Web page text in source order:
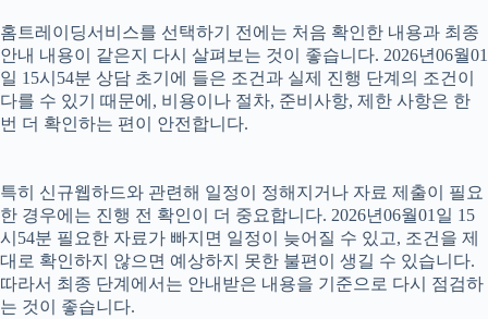
홈트레이딩서비스를 선택하기 전에는 처음 확인한 내용과 최종
안내 내용이 같은지 다시 살펴보는 것이 좋습니다. 2026년06월01
일 15시54분 상담 초기에 들은 조건과 실제 진행 단계의 조건이
다를 수 있기 때문에, 비용이나 절차, 준비사항, 제한 사항은 한
번 더 확인하는 편이 안전합니다.
특히 신규웹하드와 관련해 일정이 정해지거나 자료 제출이 필요
한 경우에는 진행 전 확인이 더 중요합니다. 2026년06월01일 15
시54분 필요한 자료가 빠지면 일정이 늦어질 수 있고, 조건을 제
대로 확인하지 않으면 예상하지 못한 불편이 생길 수 있습니다.
따라서 최종 단계에서는 안내받은 내용을 기준으로 다시 점검하
는 것이 좋습니다.